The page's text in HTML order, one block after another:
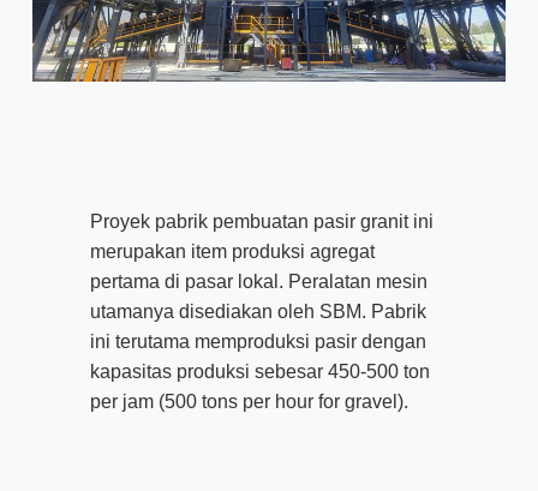
Proyek pabrik pembuatan pasir granit ini
merupakan item produksi agregat
pertama di pasar lokal. Peralatan mesin
utamanya disediakan oleh SBM. Pabrik
ini terutama memproduksi pasir dengan
kapasitas produksi sebesar 450-500 ton
per jam (500 tons per hour for gravel ).